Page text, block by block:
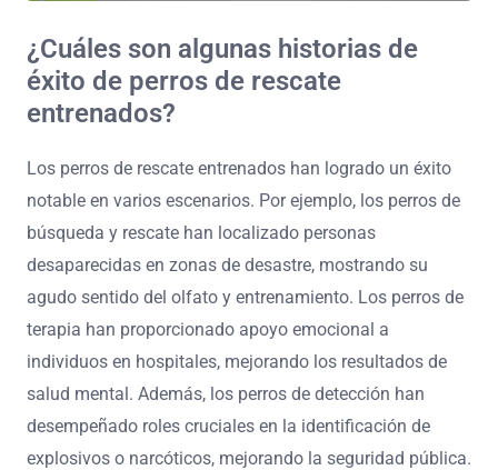
¿Cuáles son algunas historias de
éxito de perros de rescate
entrenados?
Los perros de rescate entrenados han logrado un éxito
notable en varios escenarios. Por ejemplo, los perros de
búsqueda y rescate han localizado personas
desaparecidas en zonas de desastre, mostrando su
agudo sentido del olfato y entrenamiento. Los perros de
terapia han proporcionado apoyo emocional a
individuos en hospitales, mejorando los resultados de
salud mental. Además, los perros de detección han
desempeñado roles cruciales en la identificación de
explosivos o narcóticos, mejorando la seguridad pública.